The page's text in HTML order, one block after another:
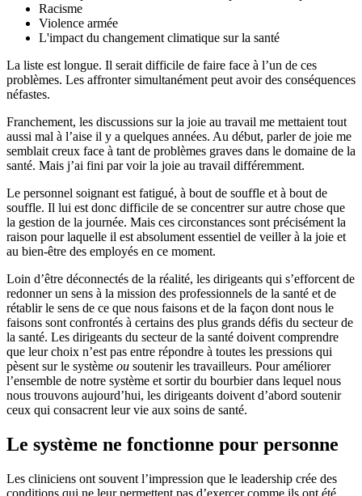
Racisme
Violence armée
L'impact du changement climatique sur la santé
La liste est longue. Il serait difficile de faire face à l’un de ces
problèmes. Les affronter simultanément peut avoir des conséquences
néfastes.
Franchement, les discussions sur la joie au travail me mettaient tout
aussi mal à l’aise il y a quelques années. Au début, parler de joie me
semblait creux face à tant de problèmes graves dans le domaine de la
santé. Mais j’ai fini par voir la joie au travail différemment.
Le personnel soignant est fatigué, à bout de souffle et à bout de
souffle. Il lui est donc difficile de se concentrer sur autre chose que
la gestion de la journée. Mais ces circonstances sont précisément la
raison pour laquelle il est absolument essentiel de veiller à la joie et
au bien-être des employés en ce moment.
Loin d’être déconnectés de la réalité, les dirigeants qui s’efforcent de
redonner un sens à la mission des professionnels de la santé et de
rétablir le sens de ce que nous faisons et de la façon dont nous le
faisons sont confrontés à certains des plus grands défis du secteur de
la santé. Les dirigeants du secteur de la santé doivent comprendre
que leur choix n’est pas entre répondre à toutes les pressions qui
pèsent sur le système ou soutenir les travailleurs. Pour améliorer
l’ensemble de notre système et sortir du bourbier dans lequel nous
nous trouvons aujourd’hui, les dirigeants doivent d’abord soutenir
ceux qui consacrent leur vie aux soins de santé.
Le système ne fonctionne pour personne
Les cliniciens ont souvent l’impression que le leadership crée des
conditions qui ne leur permettent pas d’exercer comme ils ont été